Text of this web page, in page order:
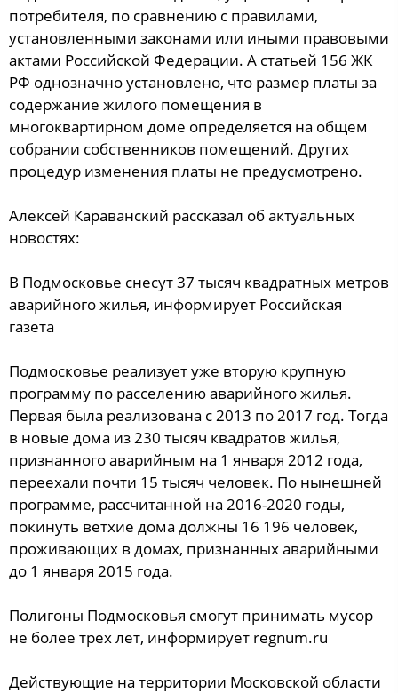
потребителя, по сравнению с правилами,
установленными законами или иными правовыми
актами Российской Федерации. А статьей 156 ЖК
РФ однозначно установлено, что размер платы за
содержание жилого помещения в
многоквартирном доме определяется на общем
собрании собственников помещений. Других
процедур изменения платы не предусмотрено.
Алексей Караванский рассказал об актуальных
новостях:
В Подмосковье снесут 37 тысяч квадратных метров
аварийного жилья, информирует Российская
газета
Подмосковье реализует уже вторую крупную
программу по расселению аварийного жилья.
Первая была реализована с 2013 по 2017 год. Тогда
в новые дома из 230 тысяч квадратов жилья,
признанного аварийным на 1 января 2012 года,
переехали почти 15 тысяч человек. По нынешней
программе, рассчитанной на 2016-2020 годы,
покинуть ветхие дома должны 16 196 человек,
проживающих в домах, признанных аварийными
до 1 января 2015 года.
Полигоны Подмосковья смогут принимать мусор
не более трех лет, информирует regnum.ru
Действующие на территории Московской области